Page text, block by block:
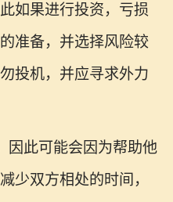
如果进行投资，亏损
准备，并选择风险较
投机，并应寻求外力
因此可能会因为帮助他
少双方相处的时间，